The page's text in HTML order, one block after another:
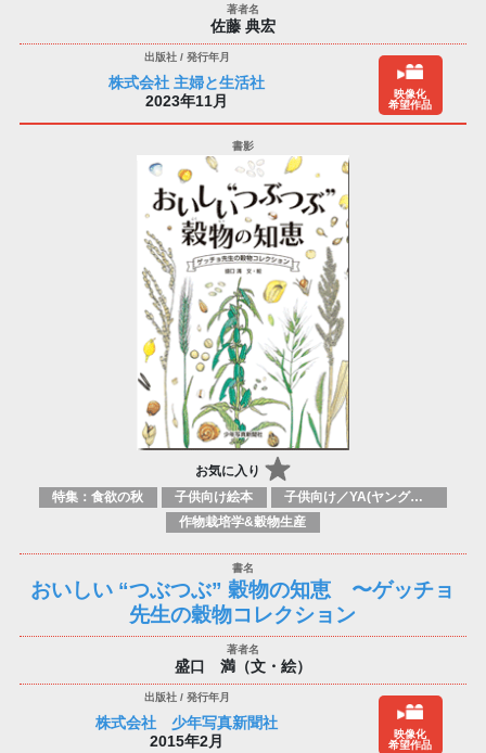
佐藤 典宏
株式会社 主婦と生活社
2023年11月
映像化
希望作品
お気に入り
特集：食欲の秋 子供向け絵本
子供向け／YA(ヤングアダルト)向け一般：仕事＆社会
作物栽培学&穀物生産
おいしい “つぶつぶ” 穀物の知恵 〜ゲッチョ
先生の穀物コレクション
盛口 満（文・絵）
株式会社 少年写真新聞社
2015年2月
映像化
希望作品